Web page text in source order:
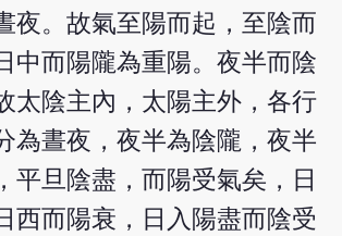
夜。故氣至陽而起，至陰而
中而陽隴為重陽。夜半而陰
太陰主內，太陽主外，各行
為晝夜，夜半為陰隴，夜半
平旦陰盡，而陽受氣矣，日
西而陽衰，日入陽盡而陰受